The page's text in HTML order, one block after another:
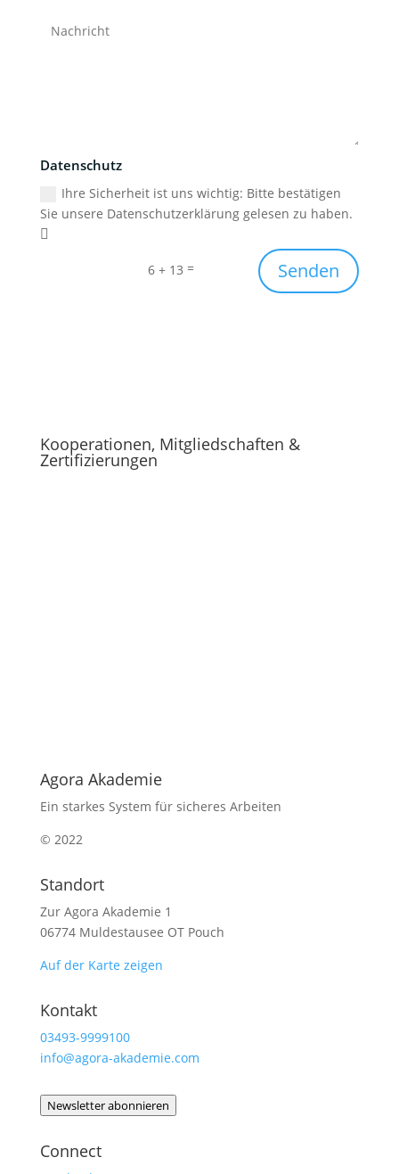
Datenschutz
Ihre Sicherheit ist uns wichtig: Bitte bestätigen
Sie unsere Datenschutzerklärung gelesen zu haben.
6 + 13 = Senden
Kooperationen, Mitgliedschaften &
Zertifizierungen
Agora Akademie
Ein starkes System für sicheres Arbeiten
© 2022
Standort
Zur Agora Akademie 1
06774 Muldestausee OT Pouch
Auf der Karte zeigen
Kontakt
03493-9999100
info@agora-akademie.com
Newsletter abonnieren
Connect